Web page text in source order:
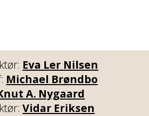
Eva Ler Nilsen
Michael Brøndbo
A. Nygaard
Vidar Eriksen